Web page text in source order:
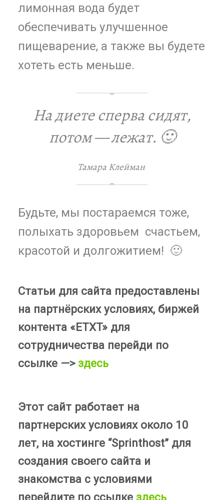
лимонная вода будет
обеспечивать улучшенное
пищеварение, а также вы будете
хотеть есть меньше.
На диете сперва сидят,
потом — лежат. 🙂
Тамара Клейман
Будьте, мы постараемся тоже,
полыхать здоровьем счастьем,
красотой и долгожитием! 🙂
Статьи для сайта предоставлены
на партнёрских условиях, биржей
контента «ETXT» для
сотрудничества перейди по
ссылке —> здесь
Этот сайт работает на
партнерских условиях около 10
лет, на хостинге “Sprinthost” для
создания своего сайта и
знакомства с условиями
перейдите по ссылке здесь